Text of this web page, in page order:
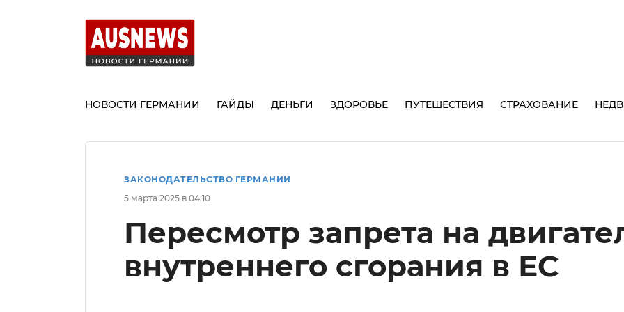
НОВОСТИ ГЕРМАНИИ ГАЙДЫ ДЕНЬГИ ЗДОРОВЬЕ ПУТЕШЕСТВИЯ СТРАХОВАНИЕ
ЗАКОНОДАТЕЛЬСТВО ГЕРМАНИИ
5 марта 2025 в 04:10
Пересмотр запрета на
внутреннего сгорания в ЕС